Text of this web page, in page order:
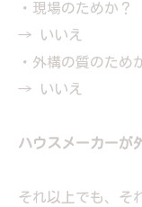
・現場のためか？
→ いいえ
・外構の質のため
→ いいえ
ハウスメーカーが
それ以上でも、そ